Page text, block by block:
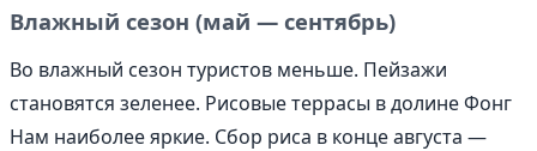
Влажный сезон (май — сентябрь)
Во влажный сезон туристов меньше. Пейзажи
становятся зеленее. Рисовые террасы в долине Фонг
Нам наиболее яркие. Сбор риса в конце августа —